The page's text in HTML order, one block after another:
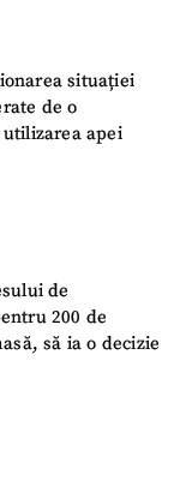
situației
de o
apei
de
200 de
să ia o decizie